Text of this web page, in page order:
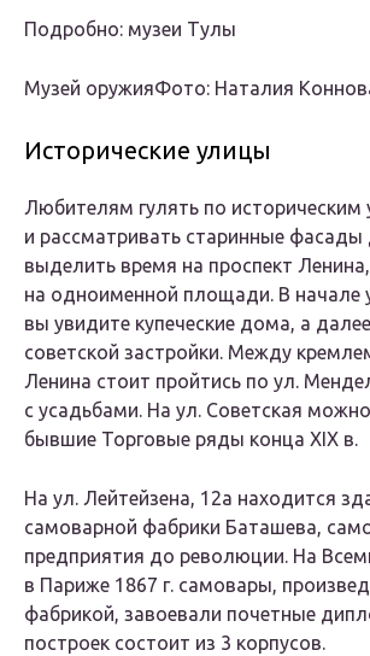
Подробно: музеи Тулы
Музей оружияФото: Наталия
Исторические улицы
Любителям гулять по историческим
и рассматривать старинные
выделить время на проспект
на одноименной площади. В начале
вы увидите купеческие дома, а
советской застройки. Между
Ленина стоит пройтись по ул.
с усадьбами. На ул. Советская
бывшие Торговые ряды конца XIX в.
На ул. Лейтейзена, 12а находится
самоварной фабрики Баташева,
предприятия до революции. На
в Париже 1867 г. самовары,
фабрикой, завоевали почетные
построек состоит из 3 корпусов.